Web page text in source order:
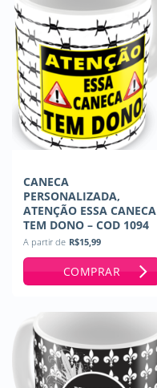
CANECA
PERSONALIZADA,
ATENÇÃO ESSA CANECA
TEM DONO – COD 1094
A partir de R$15,99
COMPRAR